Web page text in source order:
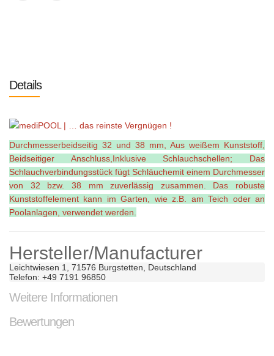
Details
Durchmesserbeidseitig 32 und 38 mm, Aus weißem Kunststoff,
Beidseitiger Anschluss,Inklusive Schlauchschellen; Das
Schlauchverbindungsstück fügt Schläuchemit einem Durchmesser
von 32 bzw. 38 mm zuverlässig zusammen. Das robuste
Kunststoffelement kann im Garten, wie z.B. am Teich oder an
Poolanlagen, verwendet werden.
Hersteller/Manufacturer
Leichtwiesen 1, 71576 Burgstetten, Deutschland
Telefon: +49 7191 96850
Weitere Informationen
Bewertungen